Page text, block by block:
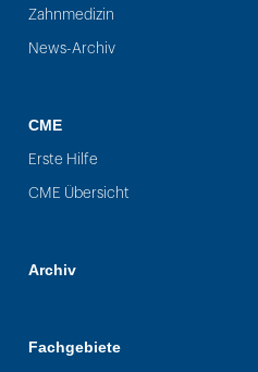
Zahnmedizin
News-Archiv
CME
Erste Hilfe
CME Übersicht
Archiv
Fachgebiete